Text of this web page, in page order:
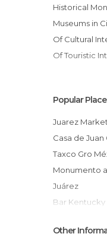
Historical
Museums in
Of Cultural
Of Touristic
Popular
Juarez Market
Casa de
Taxco Gro
Monumento
Juárez
Bar Kentucky
Linea
Other